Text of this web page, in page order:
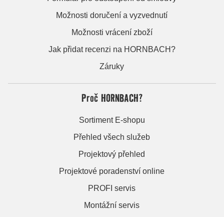
Možnosti doručení a vyzvednutí
Možnosti vrácení zboží
Jak přidat recenzi na HORNBACH?
Záruky
Proč HORNBACH?
Sortiment E-shopu
Přehled všech služeb
Projektový přehled
Projektové poradenství online
PROFI servis
Montážní servis